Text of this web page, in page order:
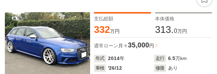
支払総額
332万円
本体価格
313.0万円
通常ローン 月々35,000円
年式 2014年 走行 6.5万km
車検
'26/12 修復
あり